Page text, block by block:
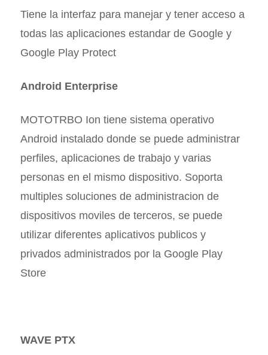
Tiene la interfaz para manejar y tener acceso a
todas las aplicaciones estandar de Google y
Google Play Protect
Android Enterprise
MOTOTRBO Ion tiene sistema operativo
Android instalado donde se puede administrar
perfiles, aplicaciones de trabajo y varias
personas en el mismo dispositivo. Soporta
multiples soluciones de administracion de
dispositivos moviles de terceros, se puede
utilizar diferentes aplicativos publicos y
privados administrados por la Google Play
Store
WAVE PTX